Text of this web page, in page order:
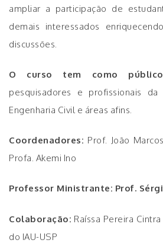
ampliar a participação de
demais interessados
discussões.
O curso tem como
pesquisadores e profissionais
Engenharia Civil e áreas afins.
Coordenadores: Prof. João
Profa. Akemi Ino
Professor Ministrante: Prof.
Colaboração: Raíssa Pereira
do IAU-USP